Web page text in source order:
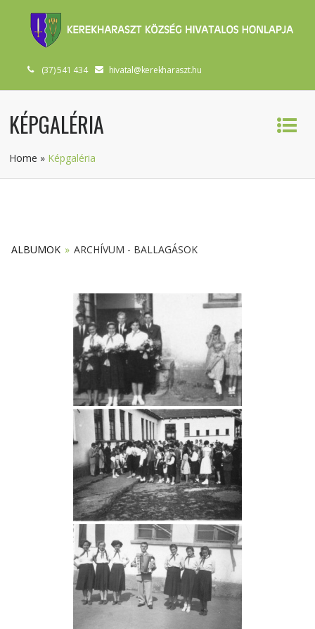
(37) 541 434 hivatal@kerekharaszt.hu
KÉPGALÉRIA
Home » Képgaléria
ALBUMOK » ARCHÍVUM - BALLAGÁSOK